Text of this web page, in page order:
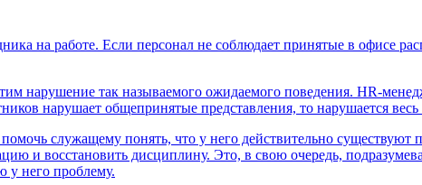
на работе. Если персонал не соблюдает принятые в офисе
нарушение так называемого ожидаемого поведения. HR-
нарушает общепринятые представления, то нарушается
служащему понять, что у него действительно существуют
и восстановить дисциплину. Это, в свою очередь,
у него проблему.